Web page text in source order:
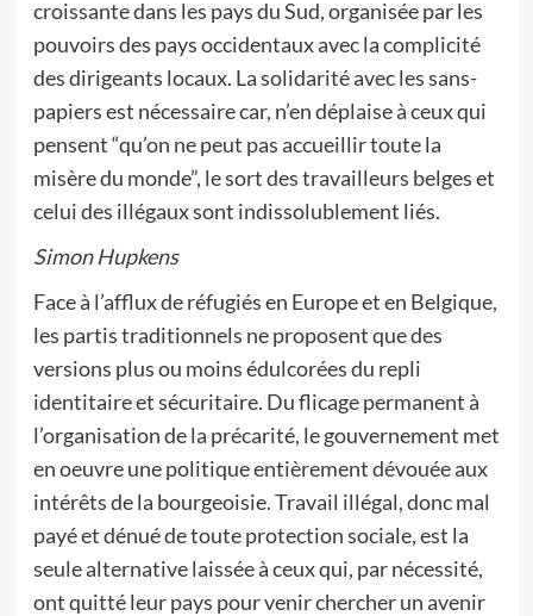
croissante dans les pays du Sud, organisée par les
pouvoirs des pays occidentaux avec la complicité
des dirigeants locaux. La solidarité avec les sans-
papiers est nécessaire car, n’en déplaise à ceux qui
pensent “qu’on ne peut pas accueillir toute la
misère du monde”, le sort des travailleurs belges et
celui des illégaux sont indissolublement liés.
Simon Hupkens
Face à l’afflux de réfugiés en Europe et en Belgique,
les partis traditionnels ne proposent que des
versions plus ou moins édulcorées du repli
identitaire et sécuritaire. Du flicage permanent à
l’organisation de la précarité, le gouvernement met
en oeuvre une politique entièrement dévouée aux
intérêts de la bourgeoisie. Travail illégal, donc mal
payé et dénué de toute protection sociale, est la
seule alternative laissée à ceux qui, par nécessité,
ont quitté leur pays pour venir chercher un avenir